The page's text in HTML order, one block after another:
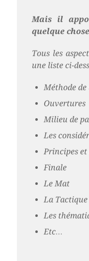
Mais il
quelque
Tous les
une liste ci-
Méthode
Ouvertures
Milieu de
Les
Principes
Finale
Le Mat
La Tactique
Les
Etc…